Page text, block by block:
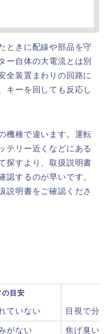
ときに配線や部品を守
ー自体の大電流とは別
全装置まわりの回路に
キーを回しても反応し
機種で違います。運転
テリー近くなどにある
探すより、取扱説明書
認するのが早いです。
説明書をご確認くださ
の目安
ていない 目視で分
がない 焦げ臭い